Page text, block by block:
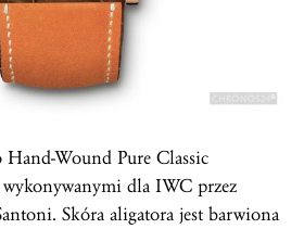
Wound Pure Classic
wykonywanymi dla IWC przez
Skóra aligatora jest barwiona